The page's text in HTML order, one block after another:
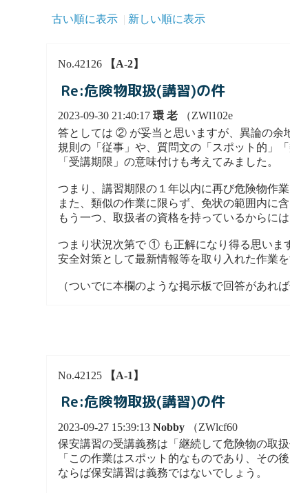
古い順に表示 新しい順に表示
No.42126 【A-2】
Re:危険物取扱(講習)の件
2023-09-30 21:40:17環 老 （ZWl102e
答としては ② が妥当と思いますが、異論の余
規則の「従事」や、質問文の「スポット的」
「受講期限」の意味付けも考えてみました。
つまり、講習期限の１年以内に再び危険物作
また、類似の作業に限らず、免状の範囲内に
もう一つ、取扱者の資格を持っているからに
つまり状況次第で ① も正解になり得る思いま
安全対策として最新情報等を取り入れた作業
（ついでに本欄のような掲示板で回答があれ
No.42125 【A-1】
Re:危険物取扱(講習)の件
2023-09-27 15:39:13Nobby （ZWlcf60
保安講習の受講義務は「継続して危険物の取
「この作業はスポット的なものであり、その
ならば保安講習は義務ではないでしょう。